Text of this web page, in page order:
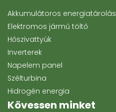
Akkumulátoros energiatárolás
Elektromos jármű töltő
Hőszivattyúk
Inverterek
Napelem panel
Szélturbina
Hidrogén energia
Kövessen minket